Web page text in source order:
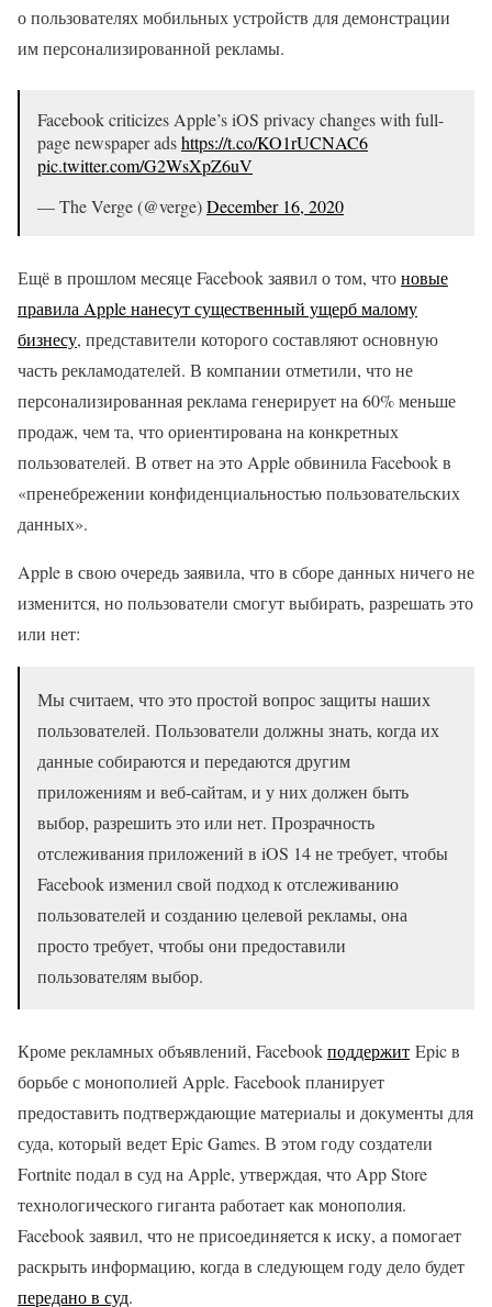
о пользователях мобильных устройств для демонстрации
им персонализированной рекламы.
Facebook criticizes Apple’s iOS privacy changes with full-
page newspaper adshttps://t.co/KO1rUCNAC6
pic.twitter.com/G2WsXpZ6uV
— The Verge (@verge)December 16, 2020
Ещё в прошлом месяце Facebook заявил о том, чтоновые
правила Apple нанесут существенный ущерб малому
бизнесу, представители которого составляют основную
часть рекламодателей. В компании отметили, что не
персонализированная реклама генерирует на 60% меньше
продаж, чем та, что ориентирована на конкретных
пользователей. В ответ на это Apple обвинила Facebook в
«пренебрежении конфиденциальностью пользовательских
данных».
Apple в свою очередь заявила, что в сборе данных ничего не
изменится, но пользователи смогут выбирать, разрешать это
или нет:
Мы считаем, что это простой вопрос защиты наших
пользователей. Пользователи должны знать, когда их
данные собираются и передаются другим
приложениям и веб-сайтам, и у них должен быть
выбор, разрешить это или нет. Прозрачность
отслеживания приложений в iOS 14 не требует, чтобы
Facebook изменил свой подход к отслеживанию
пользователей и созданию целевой рекламы, она
просто требует, чтобы они предоставили
пользователям выбор.
Кроме рекламных объявлений, Facebookподдержит Epic в
борьбе с монополией Apple. Facebook планирует
предоставить подтверждающие материалы и документы для
суда, который ведет Epic Games. В этом году создатели
Fortnite подал в суд на Apple, утверждая, что App Store
технологического гиганта работает как монополия.
Facebook заявил, что не присоединяется к иску, а помогает
раскрыть информацию, когда в следующем году дело будет
передано в суд.